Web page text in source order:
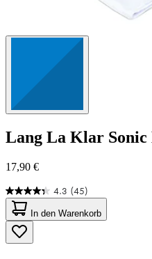
Lang La Klar Sonic
17,90 €
4.3 (45)
4.3
von
5
Sternen.
45
In den Warenkorb